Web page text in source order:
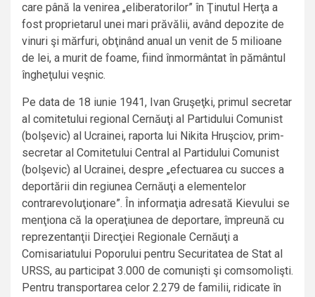
care până la venirea „eliberatorilor” în Ţinutul Herţa a
fost proprietarul unei mari prăvălii, având depozite de
vinuri şi mărfuri, obţinând anual un venit de 5 milioane
de lei, a murit de foame, fiind înmormântat în pământul
îngheţului veşnic.
Pe data de 18 iunie 1941, Ivan Gruşeţki, primul secretar
al comitetului regional Cernăuţi al Partidului Comunist
(bolşevic) al Ucrainei, raporta lui Nikita Hruşciov, prim-
secretar al Comitetului Central al Partidului Comunist
(bolşevic) al Ucrainei, despre „efectuarea cu succes a
deportării din regiunea Cernăuţi a elementelor
contrarevoluţionare”. În informaţia adresată Kievului se
menţiona că la operaţiunea de deportare, împreună cu
reprezentanţii Direcţiei Regionale Cernăuţi a
Comisariatului Poporului pentru Securitatea de Stat al
URSS, au participat 3.000 de comunişti şi comsomolişti.
Pentru transportarea celor 2.279 de familii, ridicate în